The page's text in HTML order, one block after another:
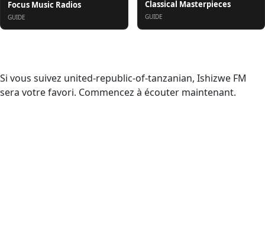
Focus Music Radios
GUIDE
Classical Masterpieces
GUIDE
Si vous suivez united-republic-of-tanzanian, Ishizwe FM
sera votre favori. Commencez à écouter maintenant.